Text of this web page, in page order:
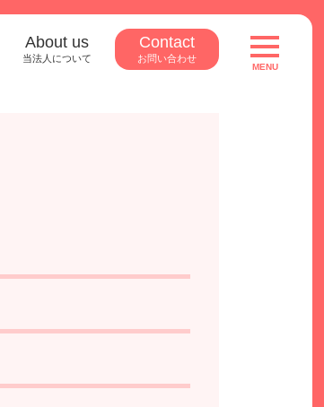
About us
当法人について
Contact
お問い合わせ
toggle
MENU